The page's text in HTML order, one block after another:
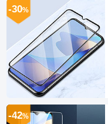
-30%
-42%